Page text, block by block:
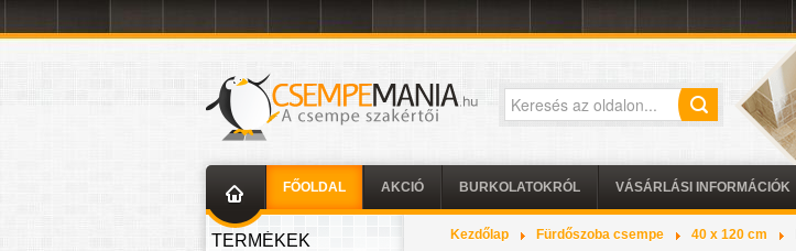
FŐOLDAL AKCIÓ BURKOLATOKRÓL VÁSÁRLÁSI INFORMÁCIÓK
TERMÉKEK Kezdőlap Fürdőszoba csempe 40 x 120 cm